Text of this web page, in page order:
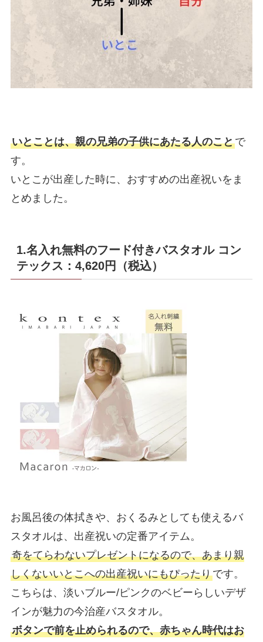
いとことは、親の兄弟の子供にあたる人のことで
す。
いとこが出産した時に、おすすめの出産祝いをま
とめました。
1.名入れ無料のフード付きバスタオル コン
テックス：4,620円（税込）
お風呂後の体拭きや、おくるみとしても使えるバ
スタオルは、出産祝いの定番アイテム。
奇をてらわないプレゼントになるので、あまり親
しくないいとこへの出産祝いにもぴったりです。
こちらは、淡いブルー/ピンクのベビーらしいデザ
インが魅力の今治産バスタオル。
ボタンで前を止められるので、赤ちゃん時代はお